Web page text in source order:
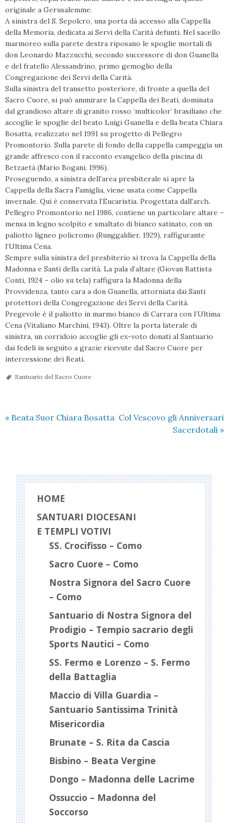
originale a Gerusalemme.
A sinistra del S. Sepolcro, una porta dà accesso alla Cappella
della Memoria, dedicata ai Servi della Carità defunti. Nel sacello
marmoreo sulla parete destra riposano le spoglie mortali di
don Leonardo Mazzucchi, secondo successore di don Guanella
e del fratello Alessandrino, primo gemoglio della
Congregazione dei Servi della Carità.
Sulla sinistra del transetto posteriore, di fronte a quella del
Sacro Cuore, si può ammirare la Cappella dei Beati, dominata
dal grandioso altare di granito rosso ‘multicolor’ brasiliano che
accoglie le spoglie del beato Luigi Guanella e della beata Chiara
Bosatta, realizzato nel 1991 su progetto di Pellegro
Promontorio. Sulla parete di fondo della cappella campeggia un
grande affresco con il racconto evangelico della piscina di
Betzaetà (Mario Bogani, 1996).
Proseguendo, a sinistra dell’area presbiterale si apre la
Cappella della Sacra Famiglia, viene usata come Cappella
invernale. Qui è conservata l’Eucaristia. Progettata dall’arch.
Pellegro Promontorio nel 1986, contiene un particolare altare –
mensa in legno scolpito e smaltato di bianco satinato, con un
paliotto ligneo policromo (Runggaldier, 1929), raffigurante
l’Ultima Cena.
Sempre sulla sinistra del presbiterio si trova la Cappella della
Madonna e Santi della carità. La pala d’altare (Giovan Battista
Conti, 1924 – olio su tela) raffigura la Madonna della
Provvidenza, tanto cara a don Guanella, attorniata dai Santi
protettori della Congregazione dei Servi della Carità.
Pregevole è il paliotto in marmo bianco di Carrara con l’Ultima
Cena (Vitaliano Marchini, 1943). Oltre la porta laterale di
sinistra, un corridoio accoglie gli ex-voto donati al Santuario
dai fedeli in seguito a grazie ricevute dal Sacro Cuore per
intercessione dei Beati.
Santuario del Sacro Cuore
« Beata Suor Chiara Bosatta Col Vescovo gli Anniversari
Sacerdotali »
HOME
SANTUARI DIOCESANI
E TEMPLI VOTIVI
SS. Crocifisso – Como
Sacro Cuore – Como
Nostra Signora del Sacro Cuore
– Como
Santuario di Nostra Signora del
Prodigio – Tempio sacrario degli
Sports Nautici – Como
SS. Fermo e Lorenzo – S. Fermo
della Battaglia
Maccio di Villa Guardia –
Santuario Santissima Trinità
Misericordia
Brunate – S. Rita da Cascia
Bisbino – Beata Vergine
Dongo – Madonna delle Lacrime
Ossuccio – Madonna del
Soccorso